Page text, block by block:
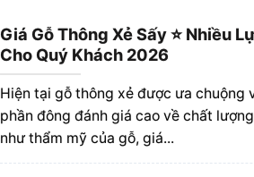
Giá Gỗ Thông Xẻ Sấy ⭐️ Nhiều
Cho Quý Khách 2026
Hiện tại gỗ thông xẻ được ưa chuộng
phần đông đánh giá cao về chất
như thẩm mỹ của gỗ, giá...